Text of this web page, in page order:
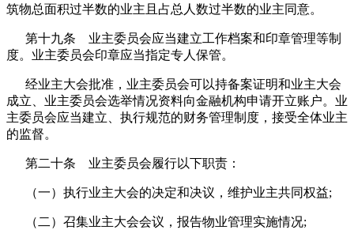
筑物总面积过半数的业主且占总人数过半数的业主同意。
第十九条 业主委员会应当建立工作档案和印章管理等制
度。业主委员会印章应当指定专人保管。
经业主大会批准，业主委员会可以持备案证明和业主大会
成立、业主委员会选举情况资料向金融机构申请开立账户。业
主委员会应当建立、执行规范的财务管理制度，接受全体业主
的监督。
第二十条 业主委员会履行以下职责：
（一）执行业主大会的决定和决议，维护业主共同权益;
（二）召集业主大会会议，报告物业管理实施情况;